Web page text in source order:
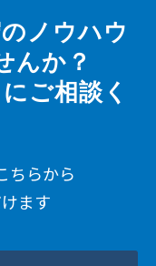
ノウハウ
んか？
ご相談く
ちらから
ます